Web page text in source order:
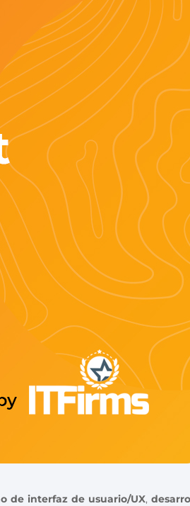
de interfaz de usuario/UX,